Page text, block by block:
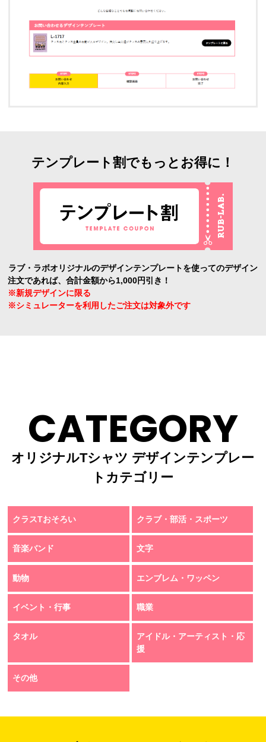
テンプレート割でもっとお得に！
ラブ・ラボオリジナルのデザインテンプレートを使ってのデザイン
注文であれば、合計金額から1,000円引き！
※新規デザインに限る
※シミュレーターを利用したご注文は対象外です
CATEGORY
オリジナルTシャツ デザインテンプレー
トカテゴリー
クラスTおそろい クラブ・部活・スポーツ
音楽バンド 文字
動物 エンブレム・ワッペン
イベント・行事 職業
タオル
アイドル・アーティスト・応
援
その他